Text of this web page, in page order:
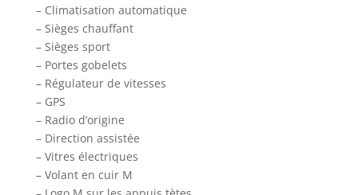
– Climatisation automatique
– Sièges chauffant
– Sièges sport
– Portes gobelets
– Régulateur de vitesses
– GPS
– Radio d’origine
– Direction assistée
– Vitres électriques
– Volant en cuir M